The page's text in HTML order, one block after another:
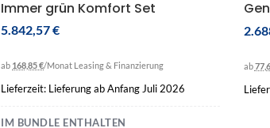
Immer grün Komfort Set
5.842,57€
ab 168,85 €/Monat Leasing & Finanzierung
Lieferzeit: Lieferung ab Anfang Juli 2026
IM BUNDLE ENTHALTEN
ab